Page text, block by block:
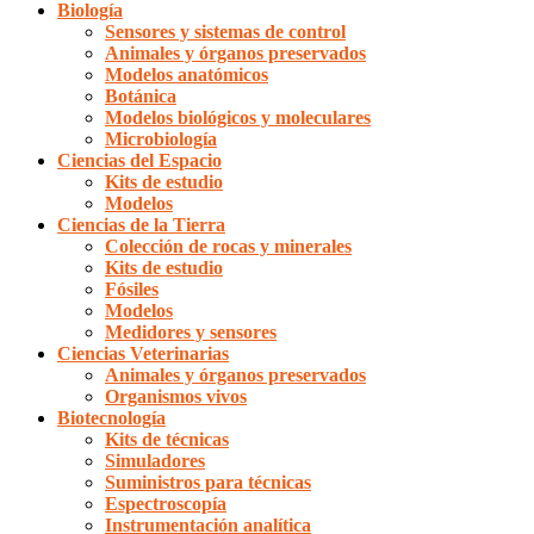
Biología
Sensores y sistemas de control
Animales y órganos preservados
Modelos anatómicos
Botánica
Modelos biológicos y moleculares
Microbiología
Ciencias del Espacio
Kits de estudio
Modelos
Ciencias de la Tierra
Colección de rocas y minerales
Kits de estudio
Fósiles
Modelos
Medidores y sensores
Ciencias Veterinarias
Animales y órganos preservados
Organismos vivos
Biotecnología
Kits de técnicas
Simuladores
Suministros para técnicas
Espectroscopía
Instrumentación analítica